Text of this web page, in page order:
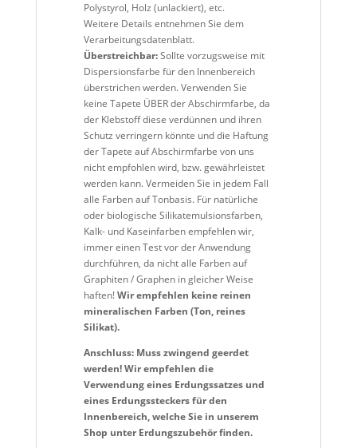
Polystyrol, Holz (unlackiert), etc.
Weitere Details entnehmen Sie dem
Verarbeitungsdatenblatt.
Überstreichbar: Sollte vorzugsweise mit
Dispersionsfarbe für den Innenbereich
überstrichen werden. Verwenden Sie
keine Tapete ÜBER der Abschirmfarbe, da
der Klebstoff diese verdünnen und ihren
Schutz verringern könnte und die Haftung
der Tapete auf Abschirmfarbe von uns
nicht empfohlen wird, bzw. gewährleistet
werden kann.Vermeiden Sie in jedem Fall
alle Farben auf Tonbasis. Für natürliche
oder biologische Silikatemulsionsfarben,
Kalk- und Kaseinfarben empfehlen wir,
immer einen Test vor der Anwendung
durchführen, da nicht alle Farben auf
Graphiten / Graphen in gleicher Weise
haften!Wir empfehlen keine reinen
mineralischen Farben (Ton, reines
Silikat).
Anschluss: Muss zwingend geerdet
werden! Wir empfehlen die
Verwendung eines Erdungssatzes und
eines Erdungssteckers für den
Innenbereich, welche Sie in unserem
Shop unter Erdungszubehör finden.